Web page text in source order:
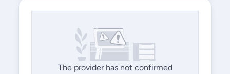
The provider has not confirmed